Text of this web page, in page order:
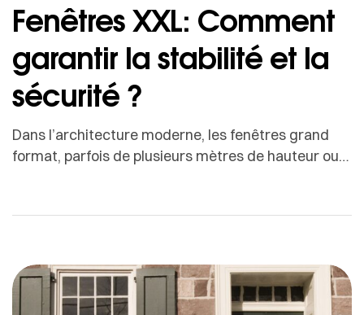
Fenêtres XXL: Comment
garantir la stabilité et la
sécurité ?
Dans l’architecture moderne, les fenêtres grand
format, parfois de plusieurs mètres de hauteur ou
l’extérieur.Elles inondent les pièces de lumière
offrent des vues panoramiques spectaculaires qui
valorisent chaque espace. Mais leur beauté
s’accompagne d’exigences techniques